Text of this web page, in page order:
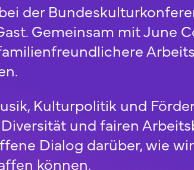
der
Gemeinsam mit June
Kulturpolitik und
und fairen
Dialog darüber, wie
können.